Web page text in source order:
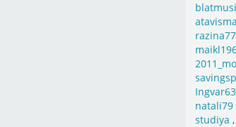
atavisma
natali79
studiya ,